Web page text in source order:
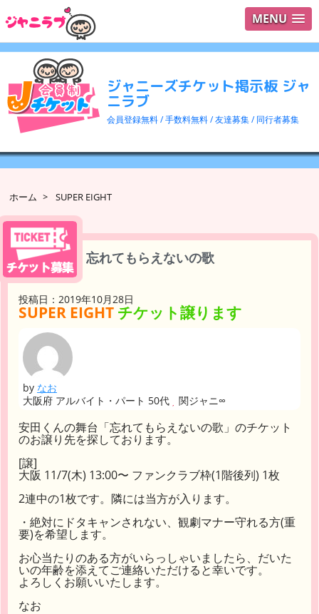
MENU
ジャニーズチケット掲示板 ジャ
ニラブ
会員登録無料 / 手数料無料 / 友達募集 / 同行者募集
ログイ
検索
ホーム > SUPER EIGHT
忘れてもらえないの歌
投稿日：2019年10月28日
SUPER EIGHT チケット譲ります
by なお
大阪府 アルバイト・パート 50代
関ジャニ∞
安田くんの舞台「忘れてもらえないの歌」のチケット
のお譲り先を探しております。
[譲]
大阪 11/7(木) 13:00〜 ファンクラブ枠(1階後列) 1枚
2連中の1枚です。隣には当方が入ります。
・絶対にドタキャンされない、観劇マナー守れる方(重
要)を希望します。
お心当たりのある方がいらっしゃいましたら、だいた
いの年齢を添えてご連絡いただけると幸いです。
よろしくお願いいたします。
なお